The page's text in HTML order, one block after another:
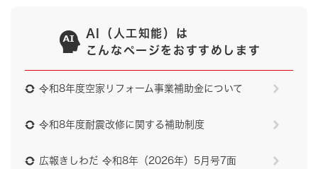
AI（人工知能）は
こんなページをおすすめします
令和8年度空家リフォーム事業補助金について
令和8年度耐震改修に関する補助制度
広報きしわだ 令和8年（2026年）5月号7面